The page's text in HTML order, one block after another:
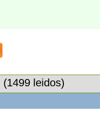
(1499 leidos)